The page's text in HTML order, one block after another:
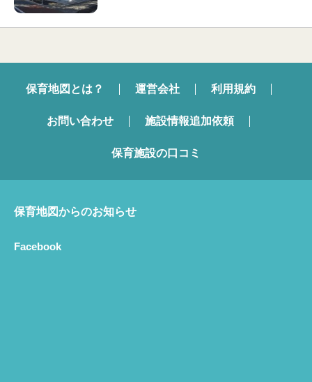
保育地図とは？ 運営会社 利用規約
お問い合わせ 施設情報追加依頼
保育施設の口コミ
保育地図からのお知らせ
Facebook